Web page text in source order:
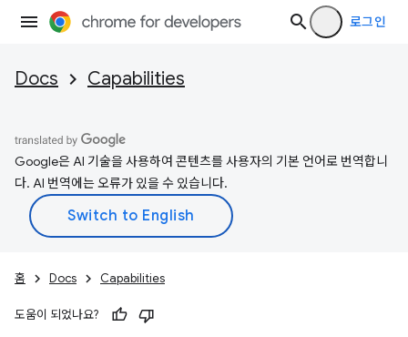
로그인
Docs Capabilities
Google은 AI 기술을 사용하여 콘텐츠를 사용자의 기본 언어로 번역합니
다. AI 번역에는 오류가 있을 수 있습니다.
홈 Docs Capabilities
도움이 되었나요?